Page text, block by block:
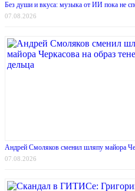
Без души и вкуса: музыка от ИИ пока не
07.08.2026
Андрей Смоляков сменил шляпу майора
07.08.2026